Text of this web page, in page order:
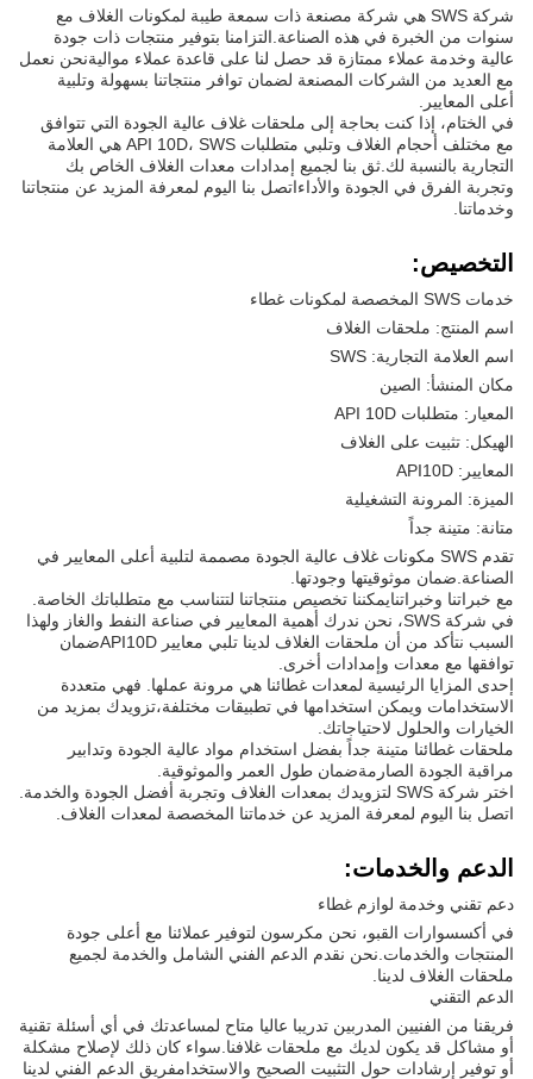
شركة SWS هي شركة مصنعة ذات سمعة طيبة لمكونات الغلاف مع
سنوات من الخبرة في هذه الصناعة.التزامنا بتوفير منتجات ذات جودة
عالية وخدمة عملاء ممتازة قد حصل لنا على قاعدة عملاء مواليةنحن نعمل
مع العديد من الشركات المصنعة لضمان توافر منتجاتنا بسهولة وتلبية
أعلى المعايير.
في الختام، إذا كنت بحاجة إلى ملحقات غلاف عالية الجودة التي تتوافق
مع مختلف أحجام الغلاف وتلبي متطلبات API 10D، SWS هي العلامة
التجارية بالنسبة لك.ثق بنا لجميع إمدادات معدات الغلاف الخاص بك
وتجربة الفرق في الجودة والأداءاتصل بنا اليوم لمعرفة المزيد عن منتجاتنا
وخدماتنا.
التخصيص:
خدمات SWS المخصصة لمكونات غطاء
اسم المنتج: ملحقات الغلاف
اسم العلامة التجارية: SWS
مكان المنشأ: الصين
المعيار: متطلبات API 10D
الهيكل: تثبيت على الغلاف
المعايير: API10D
الميزة: المرونة التشغيلية
متانة: متينة جداً
تقدم SWS مكونات غلاف عالية الجودة مصممة لتلبية أعلى المعايير في
الصناعة.ضمان موثوقيتها وجودتها.
مع خبراتنا وخبراتنايمكننا تخصيص منتجاتنا لتتناسب مع متطلباتك الخاصة.
في شركة SWS، نحن ندرك أهمية المعايير في صناعة النفط والغاز ولهذا
السبب نتأكد من أن ملحقات الغلاف لدينا تلبي معايير API10Dضمان
توافقها مع معدات وإمدادات أخرى.
إحدى المزايا الرئيسية لمعدات غطائنا هي مرونة عملها. فهي متعددة
الاستخدامات ويمكن استخدامها في تطبيقات مختلفة،تزويدك بمزيد من
الخيارات والحلول لاحتياجاتك.
ملحقات غطائنا متينة جداً بفضل استخدام مواد عالية الجودة وتدابير
مراقبة الجودة الصارمةضمان طول العمر والموثوقية.
اختر شركة SWS لتزويدك بمعدات الغلاف وتجربة أفضل الجودة والخدمة.
اتصل بنا اليوم لمعرفة المزيد عن خدماتنا المخصصة لمعدات الغلاف.
الدعم والخدمات:
دعم تقني وخدمة لوازم غطاء
في أكسسوارات القبو، نحن مكرسون لتوفير عملائنا مع أعلى جودة
المنتجات والخدمات.نحن نقدم الدعم الفني الشامل والخدمة لجميع
ملحقات الغلاف لدينا.
الدعم التقني
فريقنا من الفنيين المدربين تدريبا عاليا متاح لمساعدتك في أي أسئلة تقنية
أو مشاكل قد يكون لديك مع ملحقات غلافنا.سواء كان ذلك لإصلاح مشكلة
أو توفير إرشادات حول التثبيت الصحيح والاستخدامفريق الدعم الفني لدينا